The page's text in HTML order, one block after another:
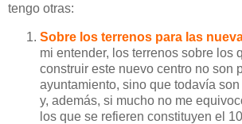
tengo otras:
Sobre los terrenos para las
mi entender, los terrenos sobre los
construir este nuevo centro no son
ayuntamiento, sino que todavía
y, además, si mucho no me
los que se refieren constituyen el